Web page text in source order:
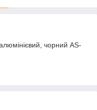
чорний AS-